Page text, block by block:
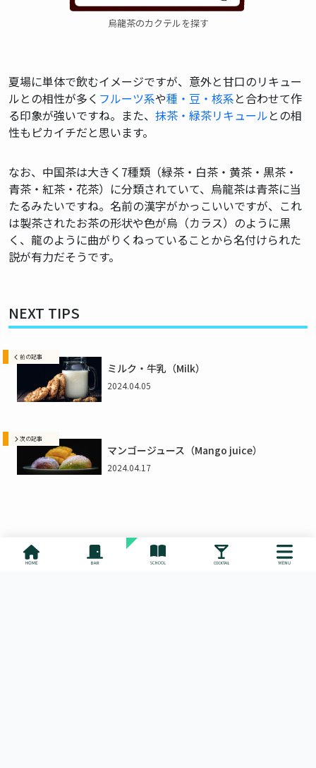
烏龍茶のカクテルを探す
夏場に単体で飲むイメージですが、意外と甘口のリキュー
ルとの相性が多く フルーツ系や種・豆・核系と合わせて作
る印象が強いですね。また、 抹茶・緑茶リキュールとの相
性もピカイチだと思います。
なお、中国茶は大きく7種類（緑茶・白茶・黄茶・黒茶・
青茶・紅茶・花茶）に分類されていて、烏龍茶は青茶に当
たるみたいですね。名前の漢字がかっこいいですが、これ
は製茶されたお茶の形状や色が烏（カラス）のように黒
く、龍のように曲がりくねっていることから名付けられた
説が有力だそうです。
NEXT TIPS
前の記事
ミルク・牛乳（Milk）
2024.04.05
次の記事
マンゴージュース（Mango juice）
2024.04.17